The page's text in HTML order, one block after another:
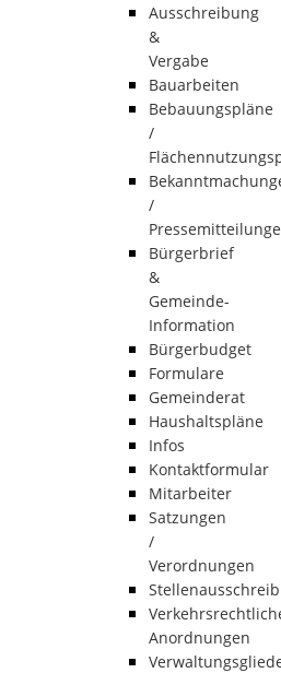
Ausschreibung
&
Vergabe
Bauarbeiten
Bebauungspläne
/
/
Bürgerbrief
&
Gemeinde-
Information
Bürgerbudget
Formulare
Gemeinderat
Haushaltspläne
Infos
Kontaktformular
Mitarbeiter
Satzungen
/
Verordnungen
Anordnungen